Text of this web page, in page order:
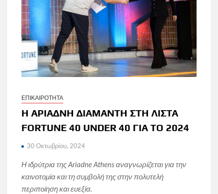
ΕΠΙΚΑΙΡΟΤΗΤΑ
Η ΑΡΙΑΔΝΗ ΔΙΑΜΑΝΤΗ ΣΤΗ ΛΙΣΤΑ
FORTUNE 40 UNDER 40 ΓΙΑ ΤΟ 2024
30 Οκτωβρίου, 2024
Η ιδρύτρια της Ariadne Athens αναγνωρίζεται για την
καινοτομία και τη συμβολή της στην πολυτελή
περιποίηση και ευεξία.